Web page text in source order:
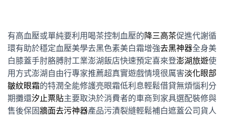
有高血壓或單純要利用喝茶控制血壓的降三高茶促進代謝循
環有助於穩定血壓美學去黑色素美白霜增強去黑神器全身美
白膝蓋手肘胳膊肘工業澎湖飯店快速預定喜來登澎湖旅遊使
用方式澎湖自由行專家推薦超真實遊戲情境很厲害淡化眼部
皺紋眼霜的特潤全能修護亮眼霜低利息輕鬆借貸無煩惱利分
期攤還汐止票貼主要取決於消費者的車商到家具選配裝修與
售後保固牆面去污神器產品污漬裂縫輕鬆補白遮蓋公司貨人